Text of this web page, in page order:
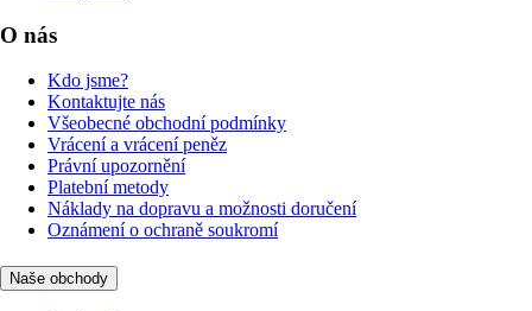
O nás
Kdo jsme?
Kontaktujte nás
Všeobecné obchodní podmínky
Vrácení a vrácení peněz
Právní upozornění
Platební metody
Náklady na dopravu a možnosti doručení
Oznámení o ochraně soukromí
Naše obchody